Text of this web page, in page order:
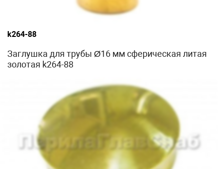
k264-88
Заглушка для трубы Ø16 мм сферическая литая
золотая k264-88